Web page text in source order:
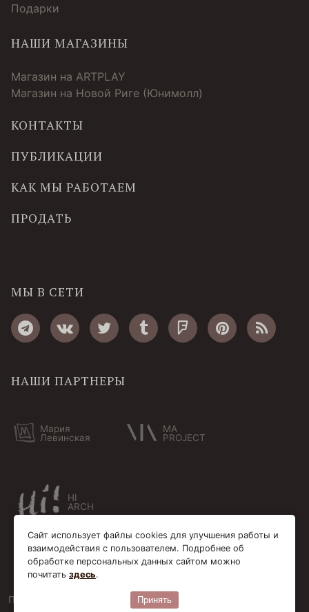
Подарки
НАШИ МАГАЗИНЫ
Магазин на ARTPLAY
Магазин на Новой Риге (Юнимолл)
КОНТАКТЫ
ПУБЛИКАЦИИ
КАК МЫ РАБОТАЕМ
ПРОДАТЬ
МЫ В СЕТИ
НАШИ ПАРТНЕРЫ
Мария
Левинская
MA
PROJECT
HI
ARCH
Пользовательское соглашение
Cookie-файлы
Сайт использует файлы cookies для улучшения работы и
взаимодействия с пользователем. Подробнее об
обработке персональных данных сайтом можно
почитать здесь.
Принять